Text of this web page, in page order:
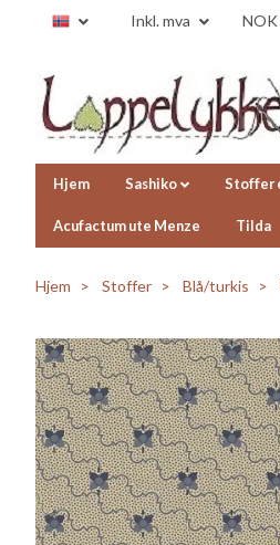
Inkl. mva NOK
Hjem Sashiko Stoffer
Acufactum ute Menze Tilda
Hjem Stoffer Blå/turkis